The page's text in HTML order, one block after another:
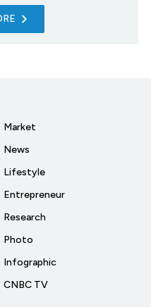
Market
News
Lifestyle
Entrepreneur
Research
Photo
Infographic
CNBC TV